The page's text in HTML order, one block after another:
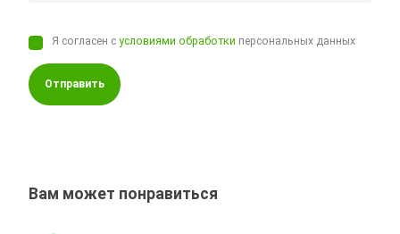
Я согласен сусловиями обработки персональных данных
Отправить
Вам может понравиться